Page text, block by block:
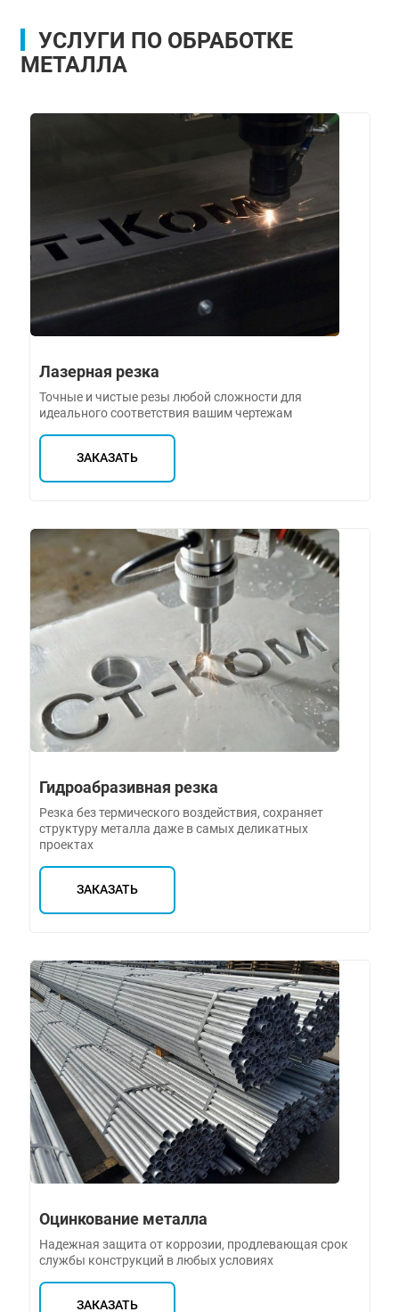
УСЛУГИ ПО ОБРАБОТКЕ
МЕТАЛЛА
Лазерная резка
Точные и чистые резы любой сложности для
идеального соответствия вашим чертежам
ЗАКАЗАТЬ
Гидроабразивная резка
Резка без термического воздействия, сохраняет
структуру металла даже в самых деликатных
проектах
ЗАКАЗАТЬ
Оцинкование металла
Надежная защита от коррозии, продлевающая срок
службы конструкций в любых условиях
ЗАКАЗАТЬ